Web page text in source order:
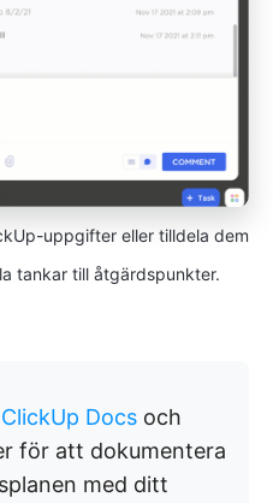
uppgifter eller tilldela dem
tankar till åtgärdspunkter.
ClickUp Docs och
för att dokumentera
med ditt